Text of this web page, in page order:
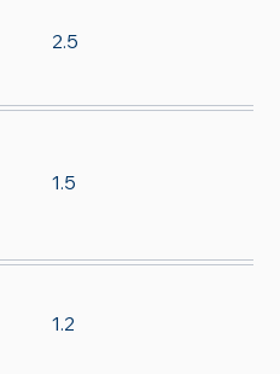
2.5
1.5
1.2